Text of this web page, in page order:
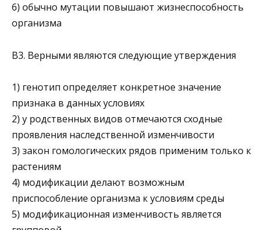
6) обычно мутации повышают жизнеспособность
орга­низма
В3. Верными являются следующие утверждения
1) генотип определяет конкретное значение
признака в данных условиях
2) у родственных видов отмечаются сходные
проявления наследственной изменчивости
3) закон гомологических рядов применим только к
рас­тениям
4) модификации делают возможным
приспособление ор­ганизма к условиям среды
5) модификационная изменчивость является